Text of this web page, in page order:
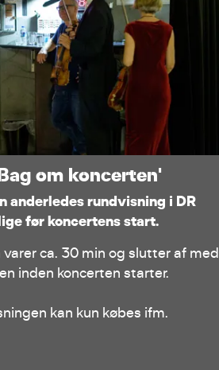
om koncerten'
anderledes rundvisning i DR
før koncertens start.
ca. 30 min og slutter af med
inden koncerten starter.
kan kun købes ifm.